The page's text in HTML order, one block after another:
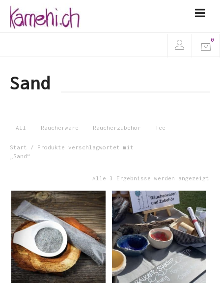
0
Sand
All Räucherware Räucherzubehör Tee
Start
/ Produkte verschlagwortet mit
„Sand“
Alle 3 Ergebnisse werden angezeigt